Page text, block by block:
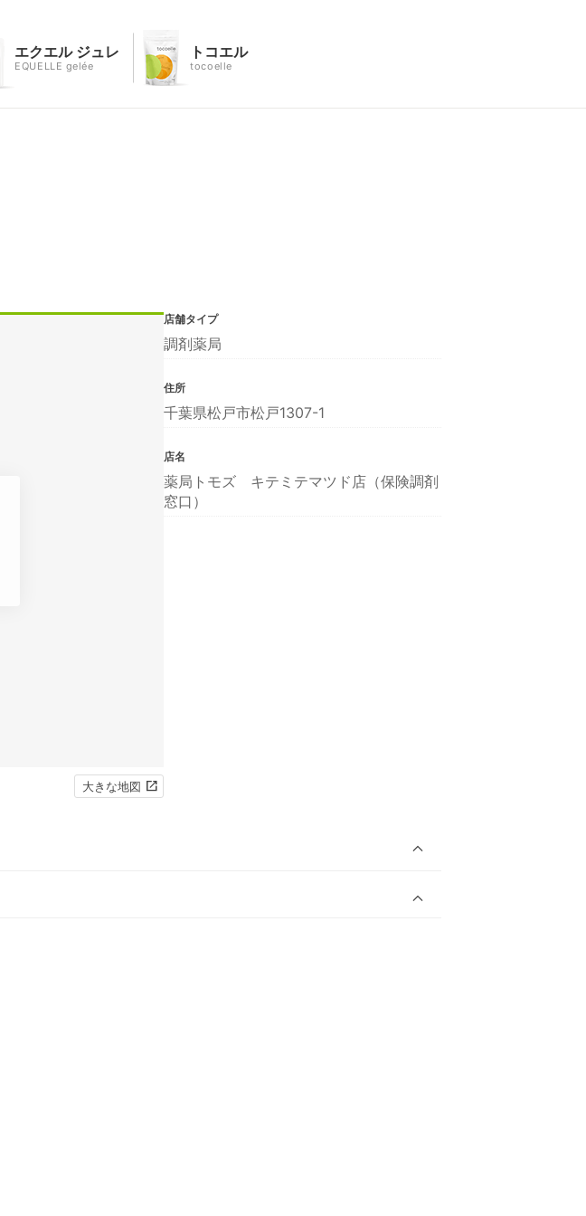
エクエル ジュレ
EQUELLE gelée
トコエル
tocoelle
大きな地図
店舗タイプ
調剤薬局
住所
千葉県松戸市松戸1307-1
店名
薬局トモズ キテミテマツド店（保険調剤
窓口）